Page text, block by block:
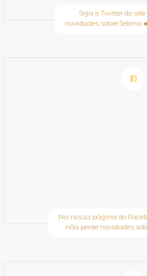
Siga o Twitter do
novidades sobre Selena
Na nossa página do
não perde novidades